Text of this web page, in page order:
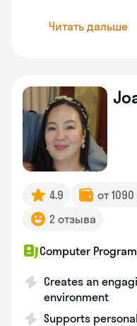
Читать дальше
4.9 от
2 отзыва
Computer
Creates an
environment
Supports